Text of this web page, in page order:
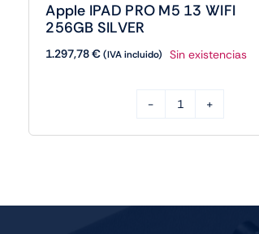
Apple IPAD PRO M5 13 WIFI
256GB SILVER
1.297,78€ (IVA incluido) Sin existencias
IPAD